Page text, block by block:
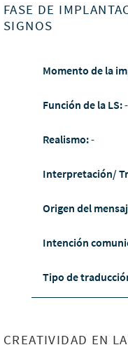
FASE DE
SIGNOS
Momento de la
Función de la LS:-
Realismo:-
Interpretación/
Origen del
Intención
Tipo de
CREATIVIDAD EN